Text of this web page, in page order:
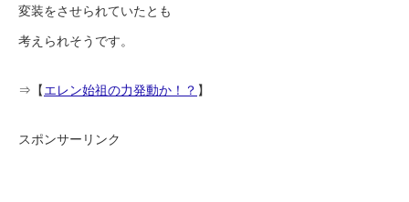
変装をさせられていたとも
考えられそうです。
⇒【エレン始祖の力発動か！？ 】
スポンサーリンク